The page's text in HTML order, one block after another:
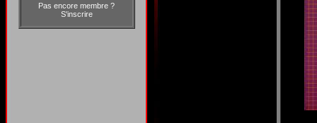
Pas encore membre ?
S'inscrire